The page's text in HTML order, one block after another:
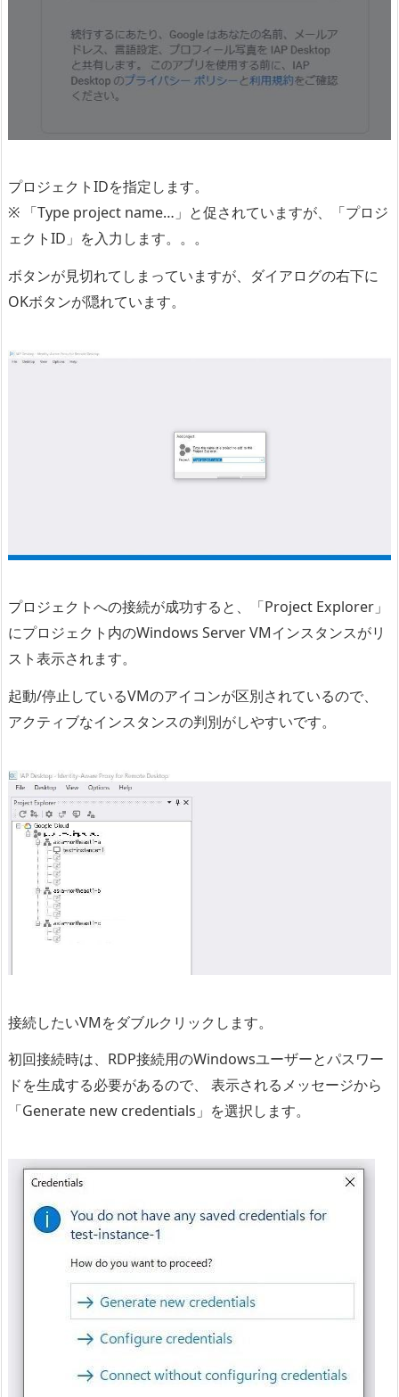
プロジェクトIDを指定します。
※ 「Type project name…」と促されていますが、「プロジ
ェクトID」を入力します。。。
ボタンが見切れてしまっていますが、ダイアログの右下に
OKボタンが隠れています。
プロジェクトへの接続が成功すると、「Project Explorer」
にプロジェクト内のWindows Server VMインスタンスがリ
スト表示されます。
起動/停止しているVMのアイコンが区別されているので、
アクティブなインスタンスの判別がしやすいです。
接続したいVMをダブルクリックします。
初回接続時は、RDP接続用のWindowsユーザーとパスワー
ドを生成する必要があるので、 表示されるメッセージから
「Generate new credentials」を選択します。